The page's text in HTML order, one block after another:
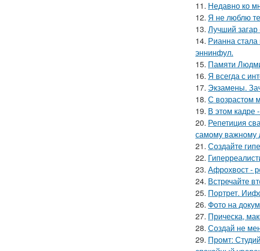
11. Недавно ко
12. Я не люблю
13. Лучший
14. Рианна
эннинфул.
15. Памяти
16. Я всегда с
17. Экзамены.
18. С возрастом
19. В этом кадре
20. Репетиция
самому важному
21. Создайте
22.
23. Афрохвост -
24. Встречайте
25. Портрет.
26. Фото на
27. Прическа,
28. Создай не
29. Промт: